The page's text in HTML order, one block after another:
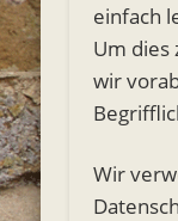
einfach
Um dies
wir
Wir